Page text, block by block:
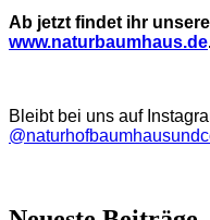
Ab jetzt findet ihr
www.naturbaumhaus.de
Bleibt bei uns auf